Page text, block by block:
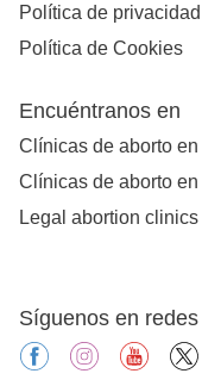
Política de privacidad
Política de Cookies
Encuéntranos en
Clínicas de aborto
Clínicas de aborto
Legal abortion
Síguenos en
facebookinstagram